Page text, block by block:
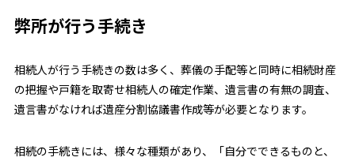
弊所が行う手続き
相続人が行う手続きの数は多く、葬儀の手配等と同時に相続財産
の把握や戸籍を取寄せ相続人の確定作業、遺言書の有無の調査、
遺言書がなければ遺産分割協議書作成等が必要となります。
相続の手続きには、様々な種類があり、「自分でできるものと、